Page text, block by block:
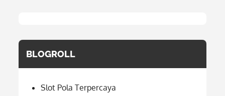
BLOGROLL
Slot Pola Terpercaya